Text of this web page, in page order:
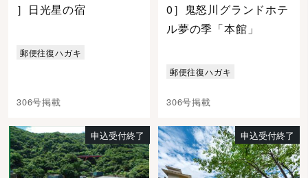
］日光星の宿
郵便往復ハガキ
306号掲載
0］鬼怒川グランドホテ
ル夢の季「本館」
郵便往復ハガキ
306号掲載
申込受付終了 申込受付終了